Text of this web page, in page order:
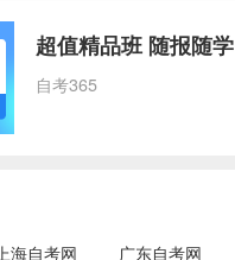
超值精品班 随报随学
自考365
上海自考网 广东自考网